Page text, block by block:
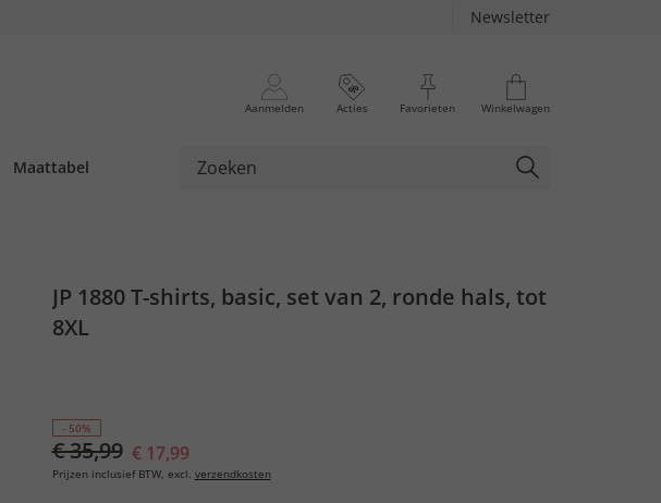
Newsletter
Aanmelden Acties Favorieten Winkelwagen
Maattabel
JP 1880 T-shirts, basic, set van 2, ronde hals, tot
8XL
- 50%
€ 35,99 € 17,99
Prijzen inclusief BTW, excl. verzendkosten